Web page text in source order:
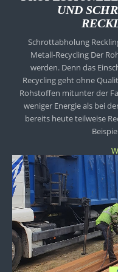
UND
Schrottabholung
Metall-Recycling Der
werden. Denn das
Recycling geht ohne
Rohstoffen mitunter der
weniger Energie als bei
bereits heute teilweise